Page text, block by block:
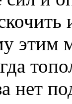
этим
нет